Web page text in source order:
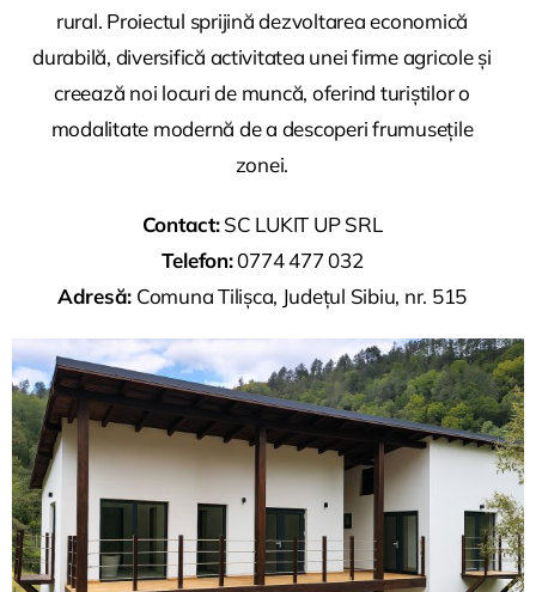
rural. Proiectul sprijină dezvoltarea economică
durabilă, diversifică activitatea unei firme agricole și
creează noi locuri de muncă, oferind turiștilor o
modalitate modernă de a descoperi frumusețile
zonei.
Contact:SC LUKIT UP SRL
Telefon:0774 477 032
Adresă: Comuna Tilișca, Județul Sibiu, nr. 515